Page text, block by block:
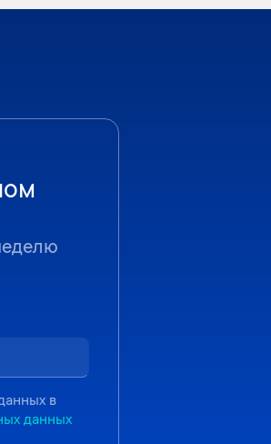
в
данных